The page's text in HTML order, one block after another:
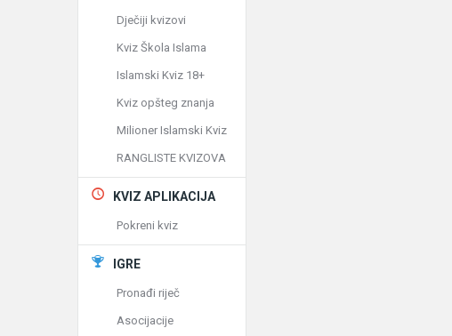
Dječiji kvizovi
Kviz Škola Islama
Islamski Kviz 18+
Kviz opšteg znanja
Milioner Islamski Kviz
RANGLISTE KVIZOVA
KVIZ APLIKACIJA
Pokreni kviz
IGRE
Pronađi riječ
Asocijacije